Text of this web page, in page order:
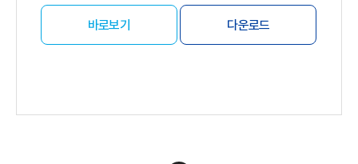
바로보기 다운로드